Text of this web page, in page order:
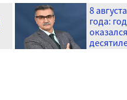
8
года: